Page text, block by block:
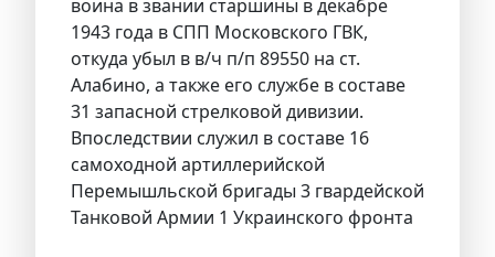
воина в звании старшины в декабре
1943 года в СПП Московского ГВК,
откуда убыл в в/ч п/п 89550 на ст.
Алабино, а также его службе в составе
31 запасной стрелковой дивизии.
Впоследствии служил в составе 16
самоходной артиллерийской
Перемышльской бригады 3 гвардейской
Танковой Армии 1 Украинского фронта